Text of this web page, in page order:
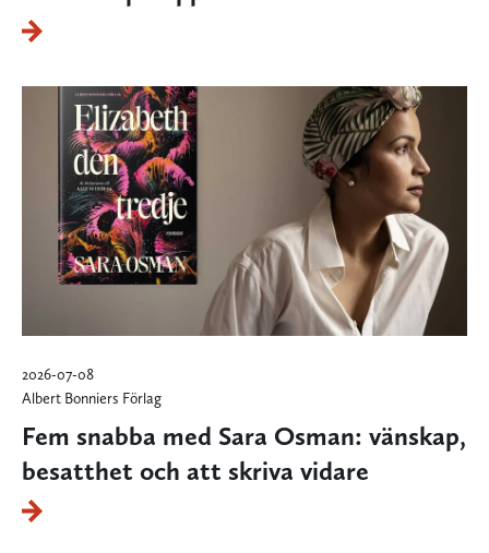
2026-07-08
Albert Bonniers Förlag
Fem snabba med Sara Osman: vänskap,
besatthet och att skriva vidare